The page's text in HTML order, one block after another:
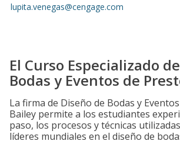
lupita.venegas@cengage.com
El Curso Especializado
Bodas y Eventos de
La firma de Diseño de Bodas y
Bailey permite a los estudiantes
paso, los procesos y técnicas
líderes mundiales en el diseño de